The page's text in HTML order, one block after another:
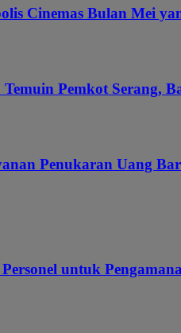
Cinemas Bulan Mei
Pemkot Serang,
Penukaran Uang
untuk